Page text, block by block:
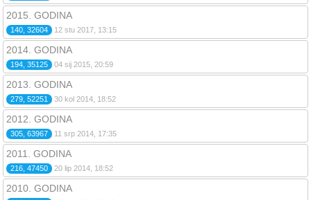
2015. GODINA
140, 32604 12 stu 2017, 13:15
2014. GODINA
194, 35125 04 sij 2015, 20:59
2013. GODINA
279, 52251 30 kol 2014, 18:52
2012. GODINA
305, 63967 11 srp 2014, 17:35
2011. GODINA
216, 47450 20 lip 2014, 18:52
2010. GODINA